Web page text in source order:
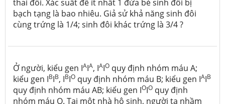
thai đôi. Xác suất để ít nhất 1 đứa bé sinh đôi bị
bạch tạng là bao nhiêu. Giả sử khả năng sinh đôi
cùng trứng là 1/4; sinh đôi khác trứng là 3/4 ?
Ở người, kiểu gen IAIA, IAIO quy định nhóm máu A;
kiểu gen IBIB, IBIO quy định nhóm máu B; kiểu gen IAIB
quy định nhóm máu AB; kiểu gen IOIO quy định
nhóm máu O. Tại một nhà hộ sinh, người ta nhầm